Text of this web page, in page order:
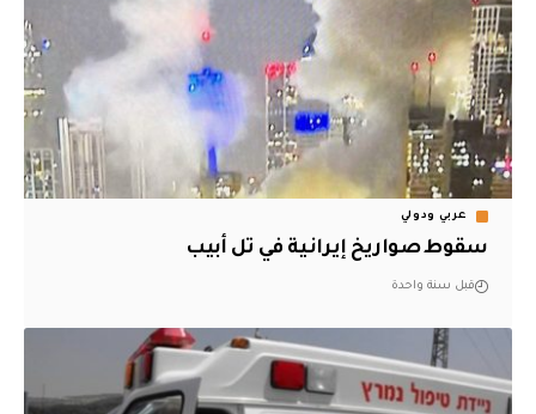
عربي ودولي
سقوط صواريخ إيرانية في تل أبيب
قبل سنة واحدة